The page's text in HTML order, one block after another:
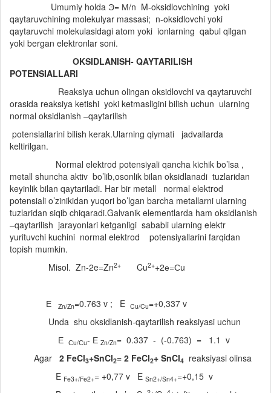
Umumiy holda Э= М/n M-oksidlovchining yoki
qaytaruvchining molekulyar massasi; n-oksidlovchi yoki
qaytaruvchi molekulasidagi atom yoki ionlarning qabul qilgan
yoki bergan elektronlar soni.
OKSIDLANISH- QAYTARILISH
POTENSIALLARI
Reaksiya uchun olingan oksidlovchi va qaytaruvchi
orasida reaksiya ketishi yoki ketmasligini bilish uchun ularning
normal oksidlanish –qaytarilish
potensiallarini bilish kerak.Ularning qiymati jadvallarda
keltirilgan.
Normal elektrod potensiyali qancha kichik bo’lsa ,
metall shuncha aktiv bo’lib,osonlik bilan oksidlanadi tuzlaridan
keyinlik bilan qaytariladi. Har bir metall normal elektrod
potensiali o’zinikidan yuqori bo’lgan barcha metallarni ularning
tuzlaridan siqib chiqaradi.Galvanik elementlarda ham oksidlanish
–qaytarilish jarayonlari ketganligi sababli ularning elektr
yurituvchi kuchini normal elektrod potensiyallarini farqidan
topish mumkin.
Misol. Zn-2e=Zn2+ Cu2++2е=Сu
Е Zn/Zn=0.763 v ; E Cu/Cu=+0,337 v
Unda shu oksidlanish-qaytarilish reaksiyasi uchun
Е Сu/Сu- Е Zn/Zn= 0.337 - (-0.763) = 1.1 v
Agar 2 FeCl3+SnCl2= 2 FeCl2+ SnCl4 reaksiyasi olinsa
E Fe3+/Fe2+= +0,77 v E Sn2+/Sn4+=+0,15 v